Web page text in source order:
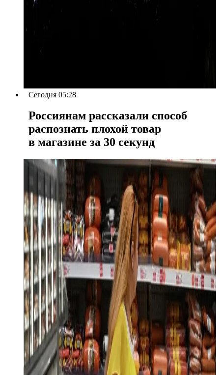
Сегодня 05:28
Россиянам рассказали способ
распознать плохой товар
в магазине за 30 секунд